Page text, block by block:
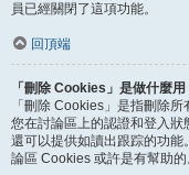
員已經關閉了這項功能。
回頂端
「刪除 Cookies」是做什麼用
「刪除 Cookies」是指刪除
您在討論區上的認證和登入
還可以提供如讀出跟踪的功
論區 Cookies 或許是有幫助的